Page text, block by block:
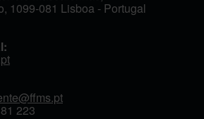
1099-081 Lisboa - Portugal
223